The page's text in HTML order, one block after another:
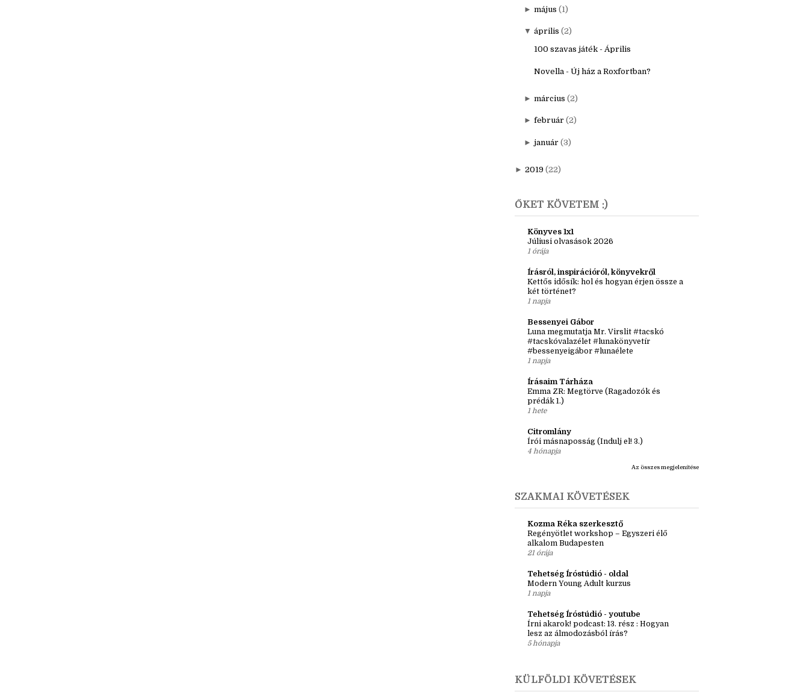
► július (1)
► június (1)
május (1)
▼április (2)
► március (2)
►2019 (22)
ŐKET KÖVETEM :)
Könyves 1x1
Júliusi olvasások 2026
1 órája
Kettős idősík: hol és hogyan érjen össze a
két történet?
1 napja
Bessenyei Gábor
#tacskóvalazélet #lunakönyvetír
#bessenyeigábor #lunaélete
1 napja
Emma ZR: Megtörve (Ragadozók és
prédák 1.)
1 hete
4 hónapja
Az összes megjelenítése
SZAKMAI KÖVETÉSEK
Regényötlet workshop – Egyszeri élő
alkalom Budapesten
21 órája
Tehetség Íróstúdió - oldal
Modern Young Adult kurzus
1 napja
lesz az álmodozásból írás?
5 hónapja